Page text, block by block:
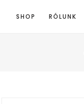
SHOP RÓLUNK